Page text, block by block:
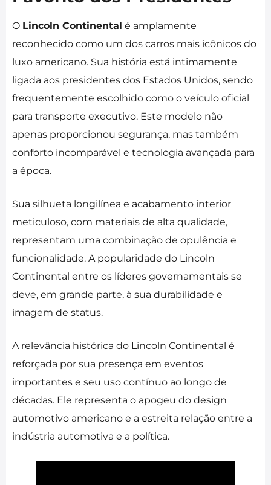
O Lincoln Continental é amplamente
reconhecido como um dos carros mais icônicos do
luxo americano. Sua história está intimamente
ligada aos presidentes dos Estados Unidos, sendo
frequentemente escolhido como o veículo oficial
para transporte executivo. Este modelo não
apenas proporcionou segurança, mas também
conforto incomparável e tecnologia avançada para
a época.
Sua silhueta longilínea e acabamento interior
meticuloso, com materiais de alta qualidade,
representam uma combinação de opulência e
funcionalidade. A popularidade do Lincoln
Continental entre os líderes governamentais se
deve, em grande parte, à sua durabilidade e
imagem de status.
A relevância histórica do Lincoln Continental é
reforçada por sua presença em eventos
importantes e seu uso contínuo ao longo de
décadas. Ele representa o apogeu do design
automotivo americano e a estreita relação entre a
indústria automotiva e a política.